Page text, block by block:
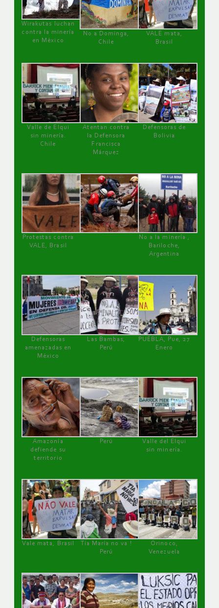
Wirakutas luchan
contra la minería
en México
No a Dominga,
Chile
VALE mata,
Brasil
Valle de Elqui
sin minería.
Chile
Atentan contra
la Defensora
Francisca
Márquez
Defensoras de
Bolivia
Protestas contra
VALE, Brasil
No a la minería ,
Bariloche,
Argentina
Defensoras
amenazadas en
México
Las Bambas,
Perú
PUEBLA, Pue, 27
Enero
Amazonía
defiende su
territorio
Perú
Valle del Elqui
sin minería.
Vale mata, Brasil
Tía María no va !
Perú
Orinoco,
Venezuela